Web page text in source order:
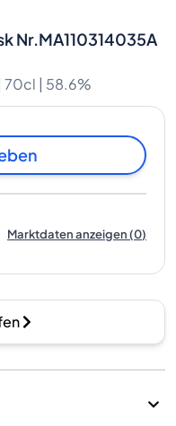
Nr.MA110314035A
70cl | 58.6%
Marktdaten anzeigen(0)